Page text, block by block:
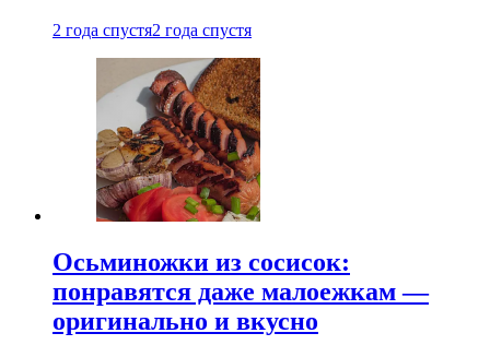
2 года спустя2 года спустя
Осьминожки из сосисок:
понравятся даже малоежкам —
оригинально и вкусно